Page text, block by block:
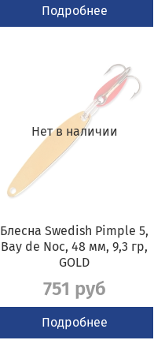
Подробнее
Нет в наличии
Блесна Swedish Pimple 5,
Bay de Noc, 48 мм, 9,3 гр,
GOLD
751 руб
Подробнее